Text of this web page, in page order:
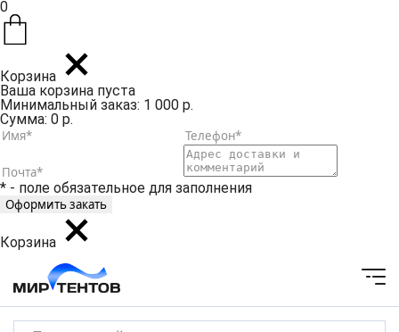
0
Корзина
Ваша корзина пуста
Минимальный заказ: 1 000 р.
Сумма: 0 р.
* - поле обязательное для заполнения
Корзина